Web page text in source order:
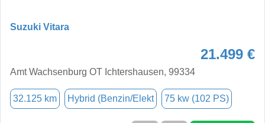
Suzuki Vitara
21.499 €
Amt Wachsenburg OT Ichtershausen, 99334
32.125 km Hybrid (Benzin/Elekt 75 kw (102 PS)